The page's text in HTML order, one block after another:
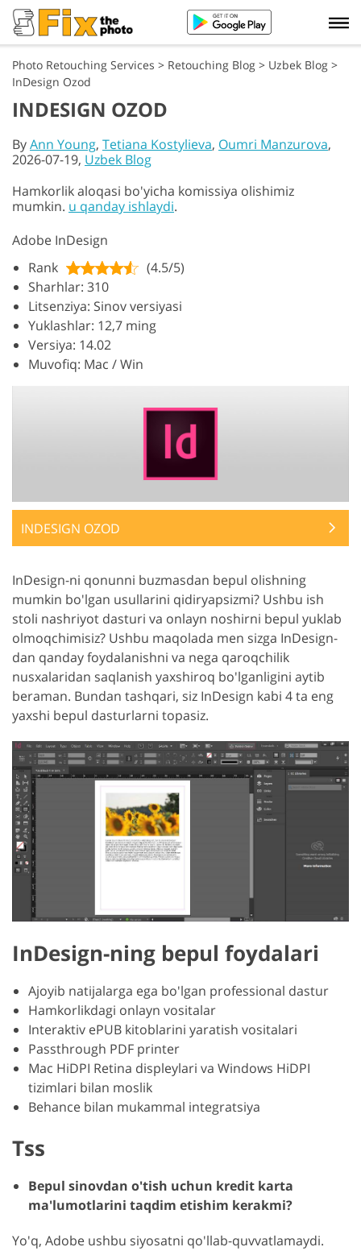
Photo Retouching Services > Retouching Blog > Uzbek Blog >
InDesign Ozod
INDESIGN OZOD
ByAnn Young, Tetiana Kostylieva, Oumri Manzurova,
2026-07-19, Uzbek Blog
Hamkorlik aloqasi bo'yicha komissiya olishimiz
mumkin. u qanday ishlaydi.
Adobe InDesign
Rank
(4.5/5)
Sharhlar: 310
Litsenziya: Sinov versiyasi
Yuklashlar: 12,7 ming
Versiya: 14.02
Muvofiq: Mac / Win
INDESIGN OZOD
InDesign-ni qonunni buzmasdan bepul olishning
mumkin bo'lgan usullarini qidiryapsizmi? Ushbu ish
stoli nashriyot dasturi va onlayn noshirni bepul yuklab
olmoqchimisiz? Ushbu maqolada men sizga InDesign-
dan qanday foydalanishni va nega qaroqchilik
nusxalaridan saqlanish yaxshiroq bo'lganligini aytib
beraman. Bundan tashqari, siz InDesign kabi 4 ta eng
yaxshi bepul dasturlarni topasiz.
InDesign-ning bepul foydalari
Ajoyib natijalarga ega bo'lgan professional dastur
Hamkorlikdagi onlayn vositalar
Interaktiv ePUB kitoblarini yaratish vositalari
Passthrough PDF printer
Mac HiDPI Retina displeylari va Windows HiDPI
tizimlari bilan moslik
Behance bilan mukammal integratsiya
Tss
Bepul sinovdan o'tish uchun kredit karta
ma'lumotlarini taqdim etishim kerakmi?
Yo'q, Adobe ushbu siyosatni qo'llab-quvvatlamaydi.